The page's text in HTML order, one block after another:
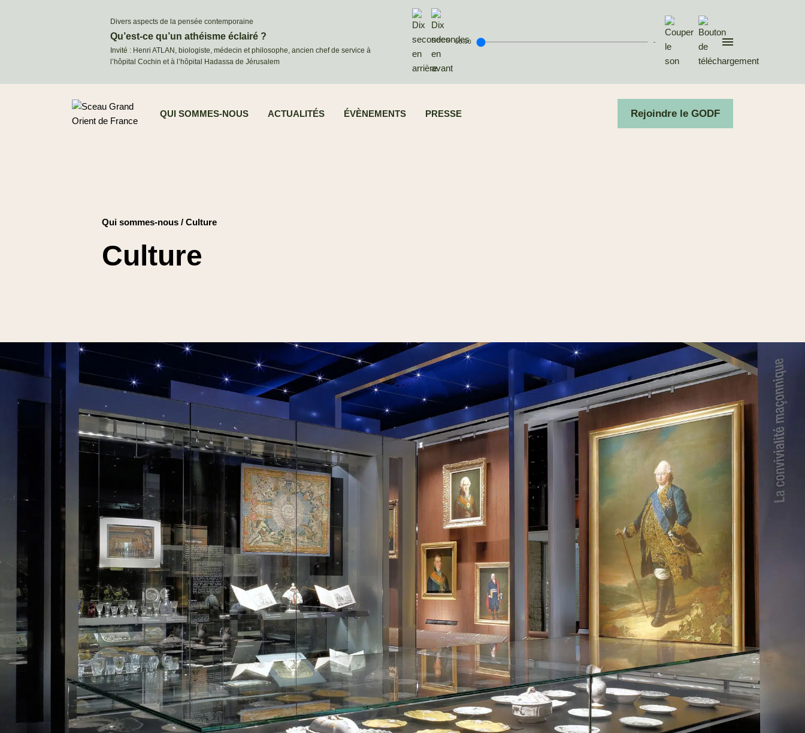
Divers aspects de la pensée contemporaine
Qu’est-ce qu’un athéisme éclairé ?
Invité : Henri ATLAN, biologiste, médecin et philosophe, ancien chef de service à
l’hôpital Cochin et à l’hôpital Hadassa de Jérusalem
00:00 -
DEVILLERS, rédacteur en
che...
03 Mai. 2026
contemporaine
Après les
Divers aspects de la pensée
contemporaine
Penser l’islamisme,
dix ans après le 13
novembr...
Invité : Gilles KEPEL,
politologue, spécialiste...
02 Nov. 2025
Divers aspects de la pensée
contemporaine
Défendre la
République et
refonder le pacte
social
Invité : Pierre BERTINOTTI,
Grand Maître du Gra...
05 Oct. 2025
Divers aspects de la pensée
contemporaine
L’universalisme
émancipateur face à
ses adversa...
Invité : Philippe FOUSSIER,
vice-président d’Un...
07 Sep. 2025
QUI SOMMES-NOUS ACTUALITÉS ÉVÈNEMENTS PRESSE Rejoindre le GODF
Qui sommes-nous / Culture
Culture